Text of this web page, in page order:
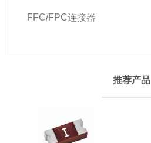
FFC/FPC连接器
推荐产品